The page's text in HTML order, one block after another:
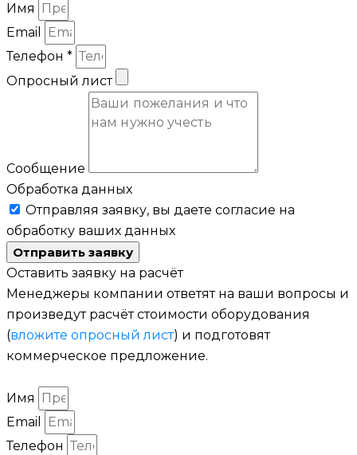
Имя
Email
Телефон *
Опросный лист
Сообщение
Обработка данных
Отправляя заявку, вы даете согласие на
обработку ваших данных
Отправить заявку
Оставить заявку на расчёт
Менеджеры компании ответят на ваши вопросы и
произведут расчёт стоимости оборудования
(вложите опросный лист) и подготовят
коммерческое предложение.
Имя
Email
Телефон